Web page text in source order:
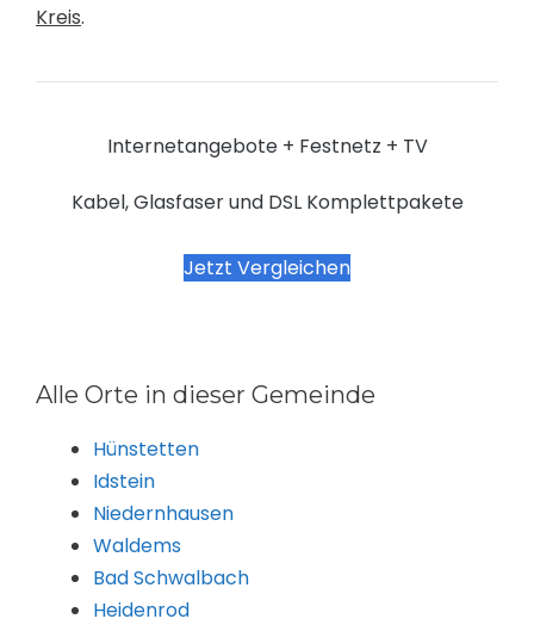
Kreis.
Internetangebote + Festnetz + TV
Kabel, Glasfaser und DSL Komplettpakete
Jetzt Vergleichen
Alle Orte in dieser Gemeinde
Hünstetten
Idstein
Niedernhausen
Waldems
Bad Schwalbach
Heidenrod